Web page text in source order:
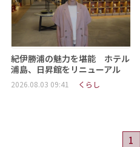
紀伊勝浦の魅力を堪能 ホテル
浦島、日昇館をリニューアル
2026.08.03 09:41 くらし
1